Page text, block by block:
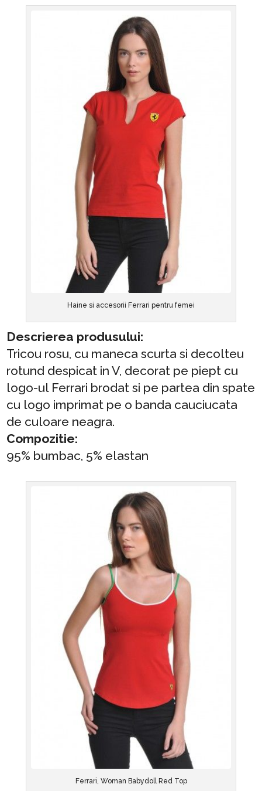
Haine si accesorii Ferrari pentru femei
Descrierea produsului:
Tricou rosu, cu maneca scurta si decolteu
rotund despicat in V, decorat pe piept cu
logo-ul Ferrari brodat si pe partea din spate
cu logo imprimat pe o banda cauciucata
de culoare neagra.
Compozitie:
95% bumbac, 5% elastan
Ferrari, Woman Babydoll Red Top